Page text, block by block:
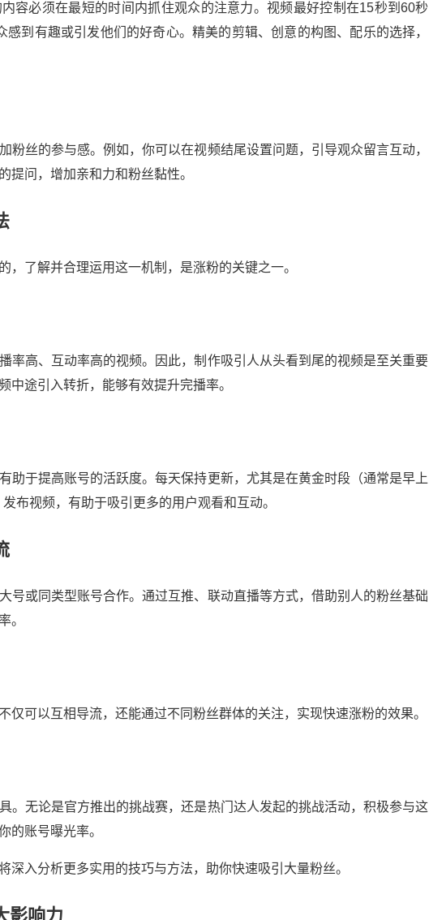
容必须在最短的时间内抓住观众的注意力。视频最好控制在15秒到60秒
到有趣或引发他们的好奇心。精美的剪辑、创意的构图、配乐的选择，
粉丝的参与感。例如，你可以在视频结尾设置问题，引导观众留言互动，
提问，增加亲和力和粉丝黏性。
，了解并合理运用这一机制，是涨粉的关键之一。
率高、互动率高的视频。因此，制作吸引人从头看到尾的视频是至关重要
中途引入转折，能够有效提升完播率。
助于提高账号的活跃度。每天保持更新，尤其是在黄金时段（通常是早上
布视频，有助于吸引更多的用户观看和互动。
号或同类型账号合作。通过互推、联动直播等方式，借助别人的粉丝基础
。
仅可以互相导流，还能通过不同粉丝群体的关注，实现快速涨粉的效果。
。无论是官方推出的挑战赛，还是热门达人发起的挑战活动，积极参与这
的账号曝光率。
深入分析更多实用的技巧与方法，助你快速吸引大量粉丝。
影响力